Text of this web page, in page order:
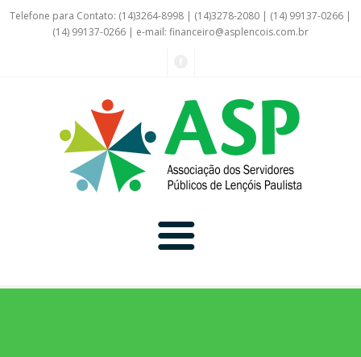
Telefone para Contato: (14)3264-8998 | (14)3278-2080 | (14) 99137-0266 |
(14) 99137-0266 | e-mail: financeiro@asplencois.com.br
Convênio Online